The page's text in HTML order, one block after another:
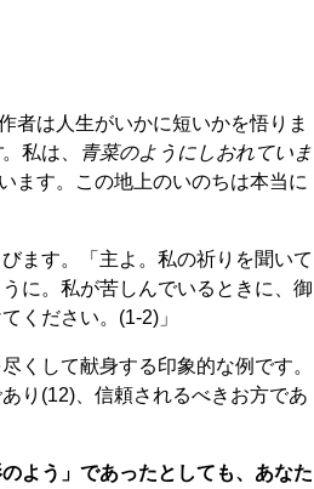
者は人生がいかに短いかを悟りま
。私は、
青菜のようにしおれていま
ます。この地上のいのちは本当に
ます。「主よ。私の祈りを聞いて
に。私が苦しんでいるときに、御
ください。(1-2)」
くして献身する印象的な例です。
り(12)、信頼されるべきお方であ
よう」であったとしても、あなた